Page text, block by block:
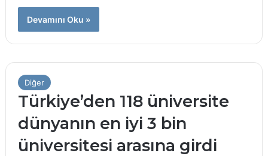
Devamını Oku »
Diğer
Türkiye’den 118 üniversite
dünyanın en iyi 3 bin
üniversitesi arasına girdi